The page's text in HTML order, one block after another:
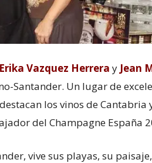
Erika Vazquez Herrera y Jean
Santander. Un lugar de
los vinos de Cantabria
del Champagne España
vive sus playas, su